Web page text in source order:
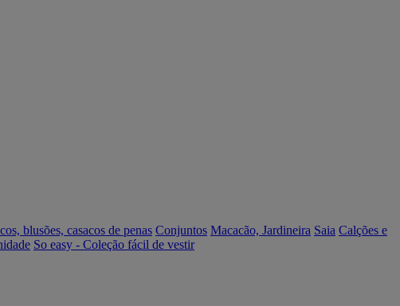
blusões, casacos de penas Conjuntos Macacão, Jardineira Saia Calções e
So easy - Coleção fácil de vestir